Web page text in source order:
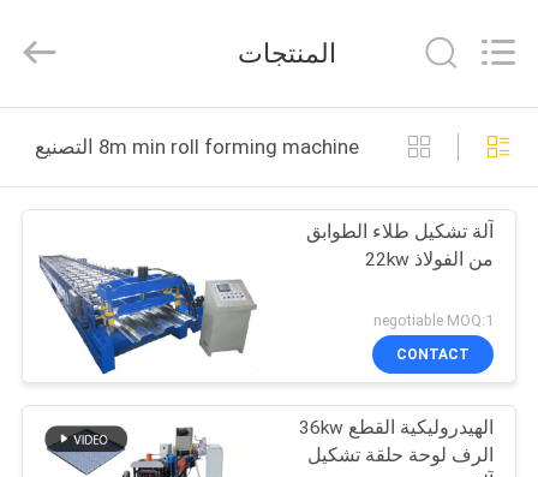
الصفحة
الرئيسية
منتجات
معلومات
جولة
co.,ltd.
Developed
ECER
المنتجات
8m min roll forming machine التصنيع عبر الإنترنت
آلة تشكيل طلاء الطوابق
من الفولاذ 22kw
negotiable MOQ:1
CONTACT
الهيدروليكية القطع 36kw
الرف لوحة حلقة تشكيل